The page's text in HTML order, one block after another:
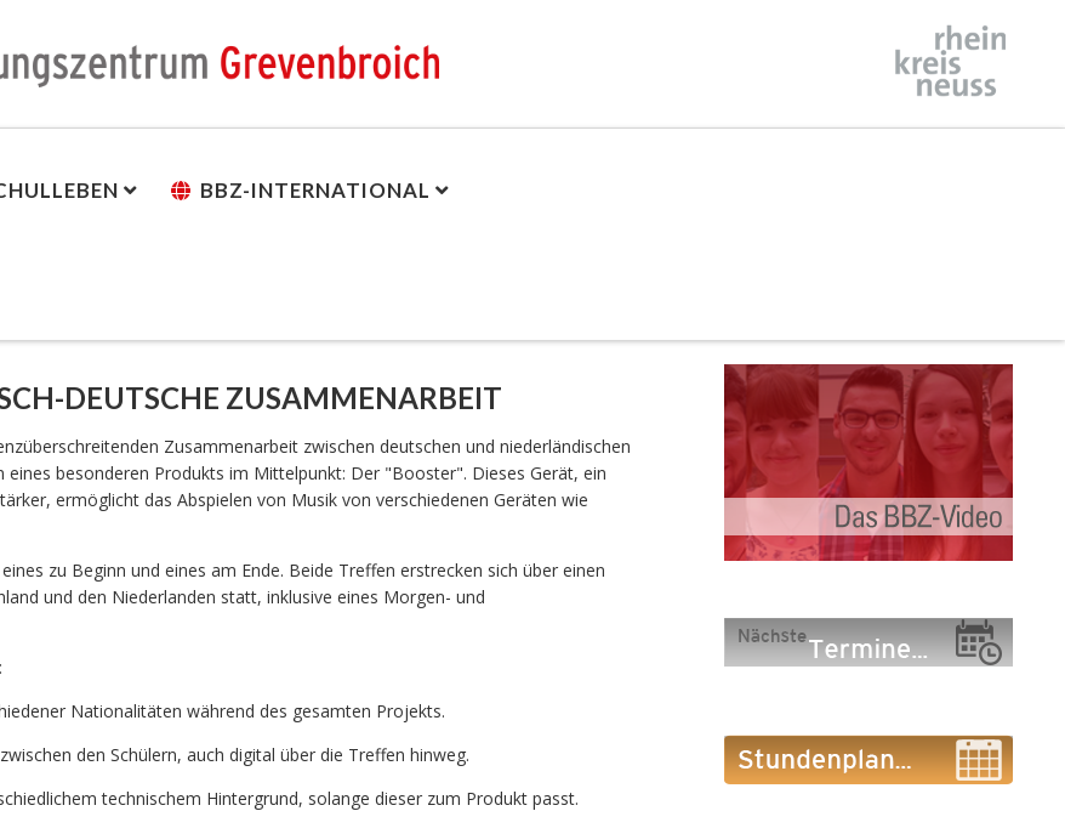
BBZ-INTERNATIONAL
DEUTSCHE ZUSAMMENARBEIT
Zusammenarbeit zwischen deutschen und niederländischen
eines besonderen Produkts im Mittelpunkt: Der "Booster". Dieses Gerät, ein
ermöglicht das Abspielen von Musik von verschiedenen Geräten wie
zu Beginn und eines am Ende. Beide Treffen erstrecken sich über einen
und den Niederlanden statt, inklusive eines Morgen- und
Nationalitäten während des gesamten Projekts.
den Schülern, auch digital über die Treffen hinweg.
technischem Hintergrund, solange dieser zum Produkt passt.